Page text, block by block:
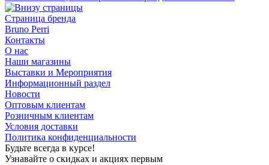
Страница бренда
Bruno Perri
Контакты
О нас
Наши магазины
Выставки и Мероприятия
Информационный раздел
Новости
Оптовым клиентам
Розничным клиентам
Условия доставки
Политика конфиденциальности
Будьте всегда в курсе!
Узнавайте о скидках и акциях первым